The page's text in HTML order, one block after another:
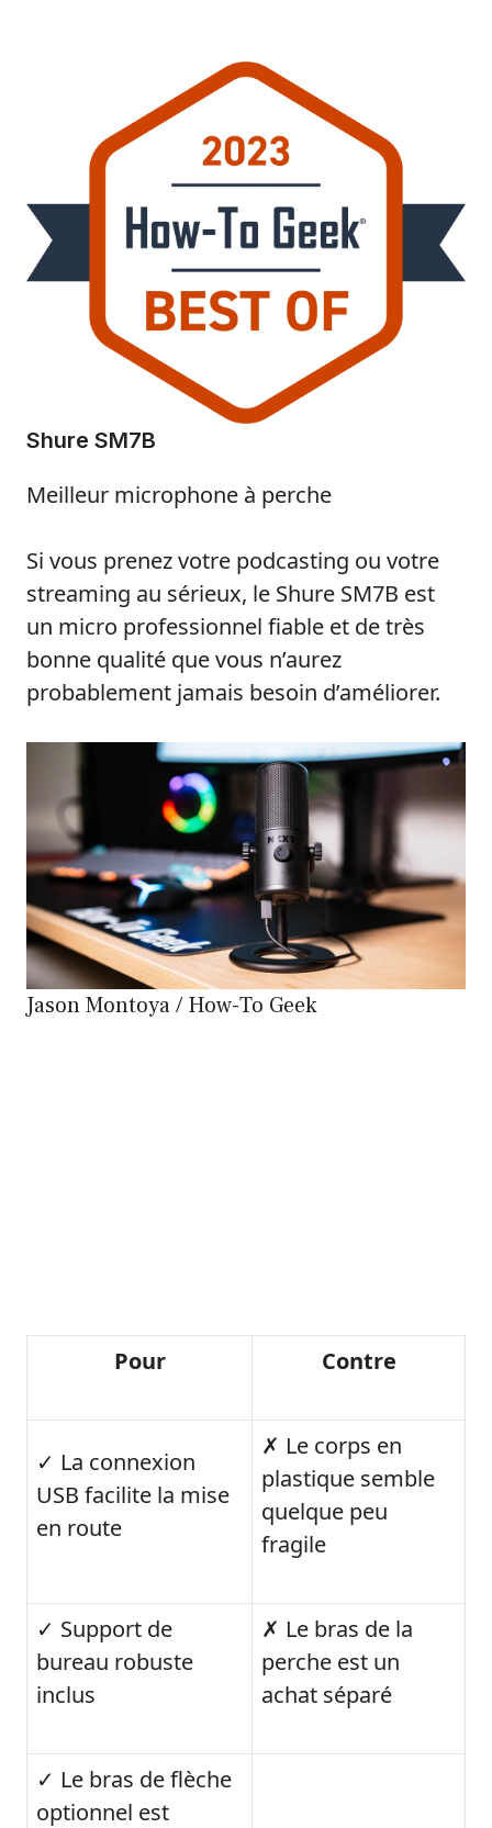
Shure SM7B
Meilleur microphone à perche
Si vous prenez votre podcasting ou votre
streaming au sérieux, le Shure SM7B est
un micro professionnel fiable et de très
bonne qualité que vous n’aurez
probablement jamais besoin d’améliorer.
Jason Montoya / How-To Geek
Pour Contre
✓ La connexion
USB facilite la mise
en route
✗ Le corps en
plastique semble
quelque peu
fragile
✓ Support de
bureau robuste
inclus
✗ Le bras de la
perche est un
achat séparé
✓ Le bras de flèche
optionnel est